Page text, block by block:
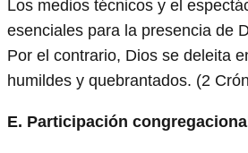
Los medios técnicos y el
esenciales para la presencia de
Por el contrario, Dios se deleita
humildes y quebrantados. (2
E. Participación congregacional